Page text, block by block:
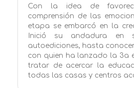
Con la idea de
comprensión de las
etapa se embarcó en la
Inició su andadura en
autoediciones, hasta
con quien ha lanzado la 3a
tratar de acercar la
todas las casas y centros